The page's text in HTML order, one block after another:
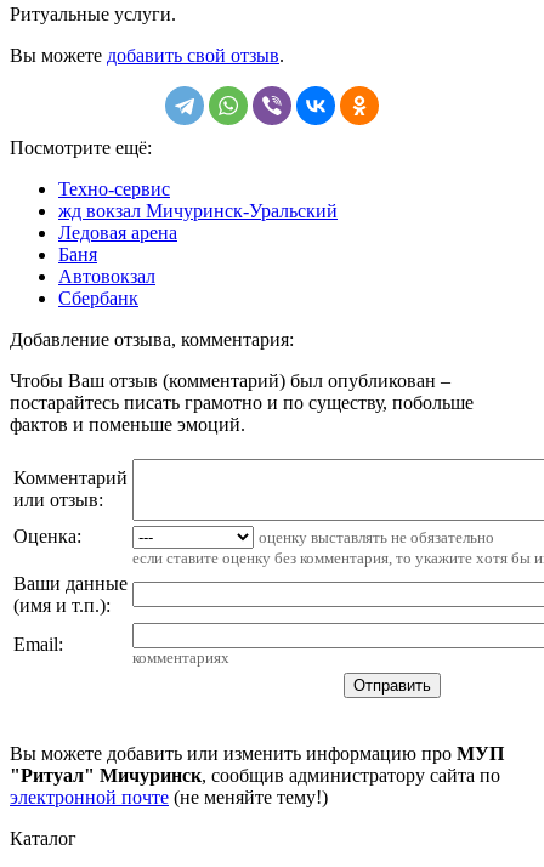
Ритуальные услуги.
Вы можете добавить свой отзыв.
Посмотрите ещё:
Техно-сервис
жд вокзал Мичуринск-Уральский
Ледовая арена
Баня
Автовокзал
Сбербанк
Добавление отзыва, комментария:
Чтобы Ваш отзыв (комментарий) был опубликован –
постарайтесь писать грамотно и по существу, побольше
фактов и поменьше эмоций.
Комментарий
или отзыв:
Оценка:
оценку выставлять не обязательно
если ставите оценку без комментария, то укажите хотя бы
Ваши данные
(имя и т.п.):
Email:
комментариях
Вы можете добавить или изменить информацию про МУП
"Ритуал" Мичуринск, сообщив администратору сайта по
электронной почте (не меняйте тему!)
Каталог